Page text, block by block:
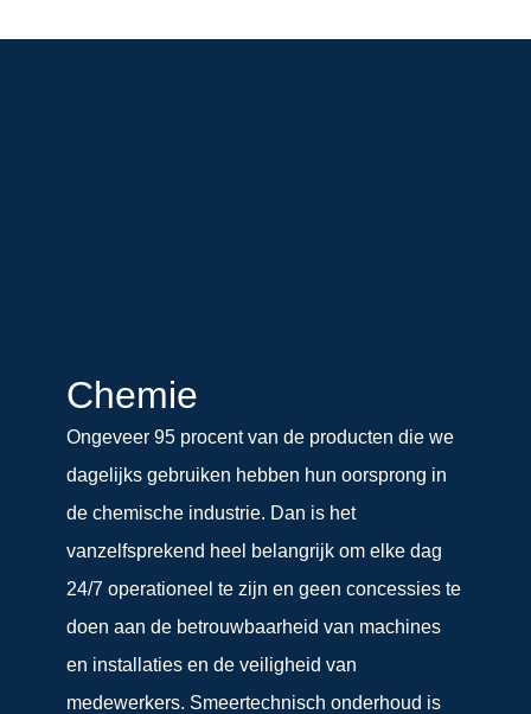
Chemie
Ongeveer 95 procent van de producten die we
dagelijks gebruiken hebben hun oorsprong in
de chemische industrie. Dan is het
vanzelfsprekend heel belangrijk om elke dag
24/7 operationeel te zijn en geen concessies te
doen aan de betrouwbaarheid van machines
en installaties en de veiligheid van
medewerkers. Smeertechnisch onderhoud is